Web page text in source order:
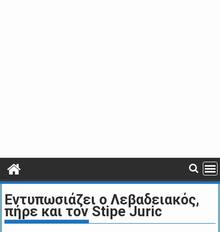
Εντυπωσιάζει ο Λεβαδειακός,
πήρε και τον Stipe Juric